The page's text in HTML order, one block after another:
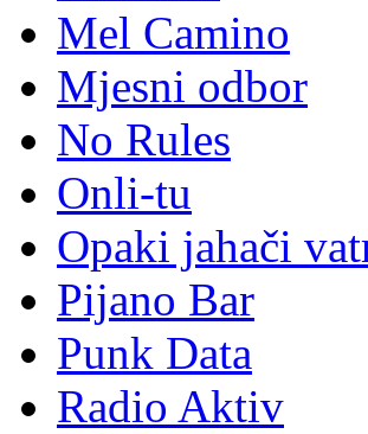
Mel Camino
Mjesni odbor
No Rules
Onli-tu
Opaki jahači
Pijano Bar
Punk Data
Radio Aktiv